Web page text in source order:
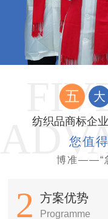
五 大
纺织品商标企
您值
博准——“
2 方案优势
Programme